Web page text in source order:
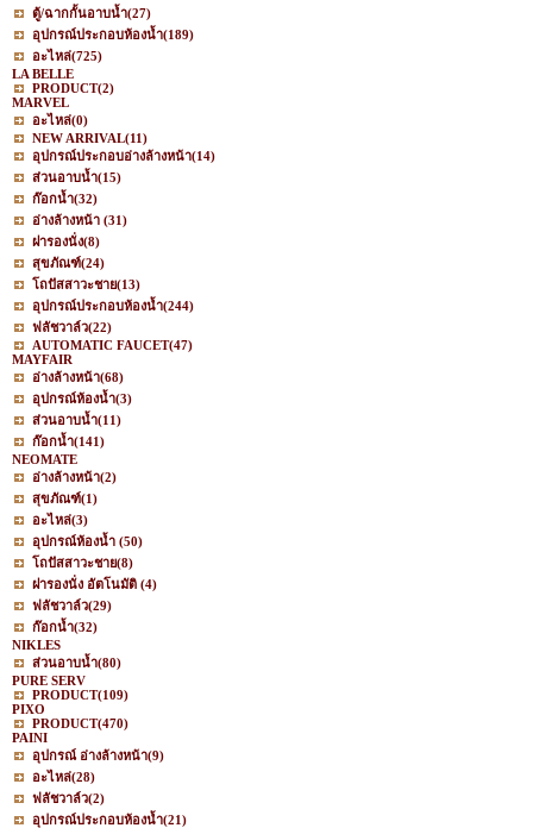
ตู้/ฉากกั้นอาบน้ำ(27)
อุปกรณ์ประกอบห้องน้ำ(189)
อะไหล่(725)
LA BELLE
PRODUCT(2)
MARVEL
อะไหล่(0)
NEW ARRIVAL(11)
อุปกรณ์ประกอบอ่างล้างหน้า(14)
ส่วนอาบน้ำ(15)
ก๊อกน้ำ(32)
อ่างล้างหน้า (31)
ฝารองนั่ง(8)
สุขภัณฑ์(24)
โถปัสสาวะชาย(13)
อุปกรณ์ประกอบห้องน้ำ(244)
ฟลัชวาล์ว(22)
AUTOMATIC FAUCET(47)
MAYFAIR
อ่างล้างหน้า(68)
อุปกรณ์ห้องน้ำ(3)
ส่วนอาบน้ำ(11)
ก๊อกน้ำ(141)
NEOMATE
อ่างล้างหน้า(2)
สุขภัณฑ์(1)
อะไหล่(3)
อุปกรณ์ห้องน้ำ (50)
โถปัสสาวะชาย(8)
ฝารองนั่ง อัตโนมัติ (4)
ฟลัชวาล์ว(29)
ก๊อกน้ำ(32)
NIKLES
ส่วนอาบน้ำ(80)
PURE SERV
PRODUCT(109)
PIXO
PRODUCT(470)
PAINI
อุปกรณ์ อ่างล้างหน้า(9)
อะไหล่(28)
ฟลัชวาล์ว(2)
อุปกรณ์ประกอบห้องน้ำ(21)